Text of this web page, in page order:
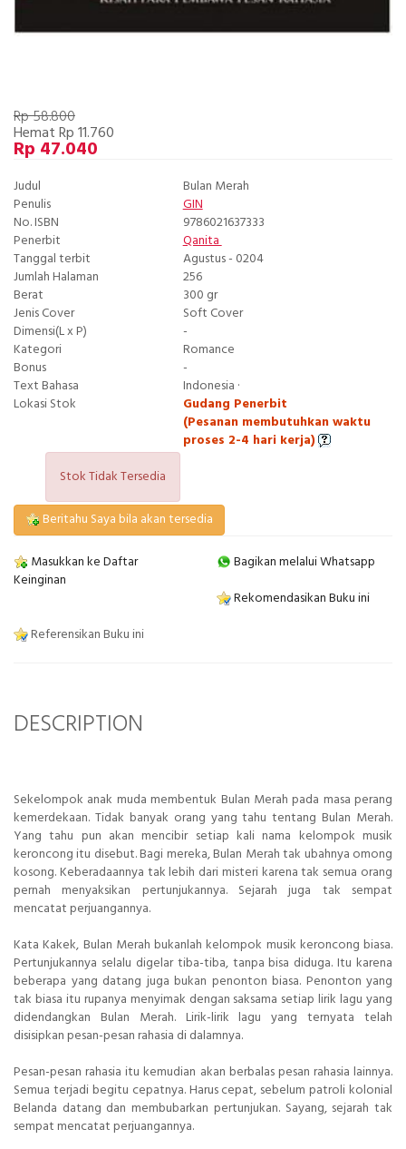
Rp 58.800
Hemat Rp 11.760
Rp 47.040
Judul
Bulan Merah
Penulis
GIN
No. ISBN
9786021637333
Penerbit
Qanita
Tanggal terbit
Agustus - 0204
Jumlah Halaman
256
Berat
300 gr
Jenis Cover
Soft Cover
Dimensi(L x P)
-
Kategori
Romance
Bonus
-
Text Bahasa
Indonesia ·
Lokasi Stok
Gudang Penerbit
(Pesanan membutuhkan waktu
proses 2-4 hari kerja)
Stok Tidak Tersedia
Beritahu Saya bila akan tersedia
Masukkan ke Daftar
Keinginan
Bagikan melalui Whatsapp
Rekomendasikan Buku ini
Referensikan Buku ini
DESCRIPTION
Sekelompok anak muda membentuk Bulan Merah pada masa perang
kemerdekaan. Tidak banyak orang yang tahu tentang Bulan Merah.
Yang tahu pun akan mencibir setiap kali nama kelompok musik
keroncong itu disebut. Bagi mereka, Bulan Merah tak ubahnya omong
kosong. Keberadaannya tak lebih dari misteri karena tak semua orang
pernah menyaksikan pertunjukannya. Sejarah juga tak sempat
mencatat perjuangannya.
Kata Kakek, Bulan Merah bukanlah kelompok musik keroncong biasa.
Pertunjukannya selalu digelar tiba-tiba, tanpa bisa diduga. Itu karena
beberapa yang datang juga bukan penonton biasa. Penonton yang
tak biasa itu rupanya menyimak dengan saksama setiap lirik lagu yang
didendangkan Bulan Merah. Lirik-lirik lagu yang ternyata telah
disisipkan pesan-pesan rahasia di dalamnya.
Pesan-pesan rahasia itu kemudian akan berbalas pesan rahasia lainnya.
Semua terjadi begitu cepatnya. Harus cepat, sebelum patroli kolonial
Belanda datang dan membubarkan pertunjukan. Sayang, sejarah tak
sempat mencatat perjuangannya.